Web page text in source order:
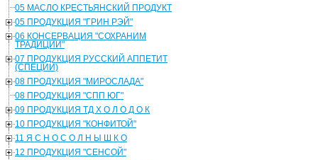
05 МАСЛО КРЕСТЬЯНСКИЙ ПРОДУКТ
05 ПРОДУКЦИЯ "ГРИН РЭЙ"
06 КОНСЕРВАЦИЯ "СОХРАНИМ
ТРАДИЦИИ"
07 ПРОДУКЦИЯ РУССКИЙ АППЕТИТ
(СПЕЦИИ)
08 ПРОДУКЦИЯ "МИРОСЛАДА"
08 ПРОДУКЦИЯ "СПП ЮГ"
09 ПРОДУКЦИЯ ТД Х О Л О Д О К
10 ПРОДУКЦИЯ "КОНФИТОЙ"
11 Я С Н О С О Л Н Ы Ш К О
12 ПРОДУКЦИЯ "СЕНСОЙ"